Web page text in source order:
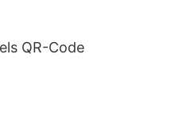
QR-Code